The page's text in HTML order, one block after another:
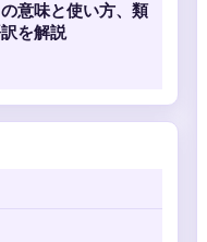
の意味と使い方、類
を解説